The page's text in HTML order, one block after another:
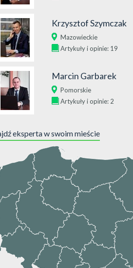
Krzysztof Szymczak
Mazowieckie
Artykuły i opinie: 19
Marcin Garbarek
Pomorskie
Artykuły i opinie: 2
eksperta w swoim mieście